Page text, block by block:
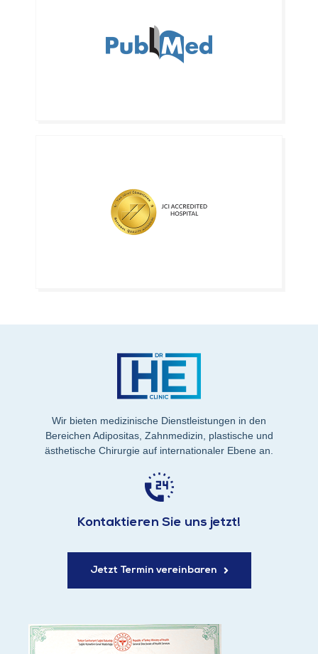
Wir bieten medizinische Dienstleistungen in den
Bereichen Adipositas, Zahnmedizin, plastische und
ästhetische Chirurgie auf internationaler Ebene an.
Kontaktieren Sie uns jetzt!
Jetzt Termin vereinbaren